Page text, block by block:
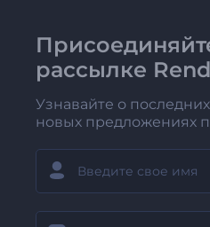
рассылке
Узнавайте о
новых предложениях